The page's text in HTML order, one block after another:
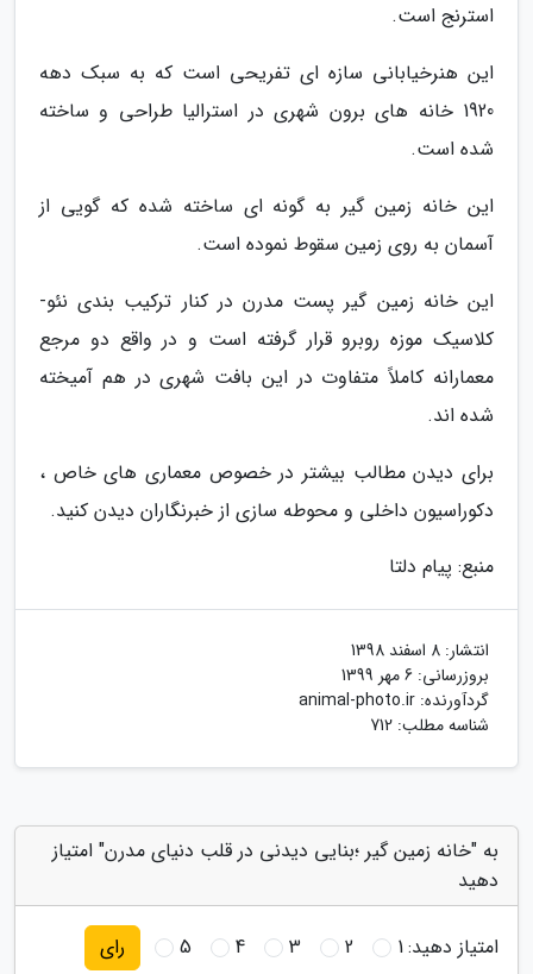
استرنج است.
این هنرخیابانی سازه ای تفریحی است که به سبک دهه
1920 خانه های برون شهری در استرالیا طراحی و ساخته
شده است.
این خانه زمین گیر به گونه ای ساخته شده که گویی از
آسمان به روی زمین سقوط نموده است.
این خانه زمین گیر پست مدرن در کنار ترکیب بندی نئو-
کلاسیک موزه روبرو قرار گرفته است و در واقع دو مرجع
معمارانه کاملاً متفاوت در این بافت شهری در هم آمیخته
شده اند.
برای دیدن مطالب بیشتر در خصوص معماری های خاص ،
دکوراسیون داخلی و محوطه سازی از خبرنگاران دیدن کنید.
منبع: پیام دلتا
انتشار: 8 اسفند 1398
بروزرسانی: 6 مهر 1399
گردآورنده: animal-photo.ir
شناسه مطلب: 712
به "خانه زمین گیر ؛بنایی دیدنی در قلب دنیای مدرن" امتیاز
دهید
امتیاز دهید:1
2
3
4
5 رای